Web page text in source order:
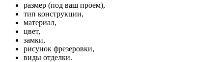
размер (под ваш проем),
тип конструкции,
материал,
цвет,
замки,
рисунок фрезеровки,
виды отделки.